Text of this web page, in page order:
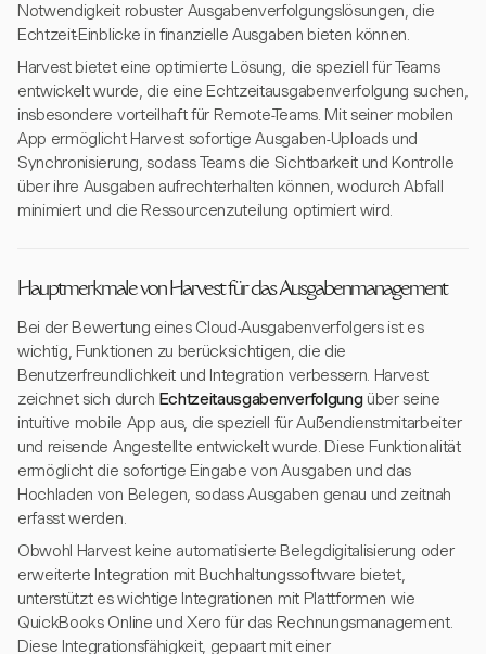
Notwendigkeit robuster Ausgabenverfolgungslösungen, die
Echtzeit-Einblicke in finanzielle Ausgaben bieten können.
Harvest bietet eine optimierte Lösung, die speziell für Teams
entwickelt wurde, die eine Echtzeitausgabenverfolgung suchen,
insbesondere vorteilhaft für Remote-Teams. Mit seiner mobilen
App ermöglicht Harvest sofortige Ausgaben-Uploads und
Synchronisierung, sodass Teams die Sichtbarkeit und Kontrolle
über ihre Ausgaben aufrechterhalten können, wodurch Abfall
minimiert und die Ressourcenzuteilung optimiert wird.
Hauptmerkmale von Harvest für das Ausgabenmanagement
Bei der Bewertung eines Cloud-Ausgabenverfolgers ist es
wichtig, Funktionen zu berücksichtigen, die die
Benutzerfreundlichkeit und Integration verbessern. Harvest
zeichnet sich durch Echtzeitausgabenverfolgungüber seine
intuitive mobile App aus, die speziell für Außendienstmitarbeiter
und reisende Angestellte entwickelt wurde. Diese Funktionalität
ermöglicht die sofortige Eingabe von Ausgaben und das
Hochladen von Belegen, sodass Ausgaben genau und zeitnah
erfasst werden.
Obwohl Harvest keine automatisierte Belegdigitalisierung oder
erweiterte Integration mit Buchhaltungssoftware bietet,
unterstützt es wichtige Integrationen mit Plattformen wie
QuickBooks Online und Xero für das Rechnungsmanagement.
Diese Integrationsfähigkeit, gepaart mit einer